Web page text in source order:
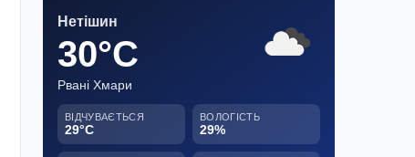
Нетішин
30°C
Рвані Хмари
ВІДЧУВАЄТЬСЯ
29°C
ВОЛОГІСТЬ
29%